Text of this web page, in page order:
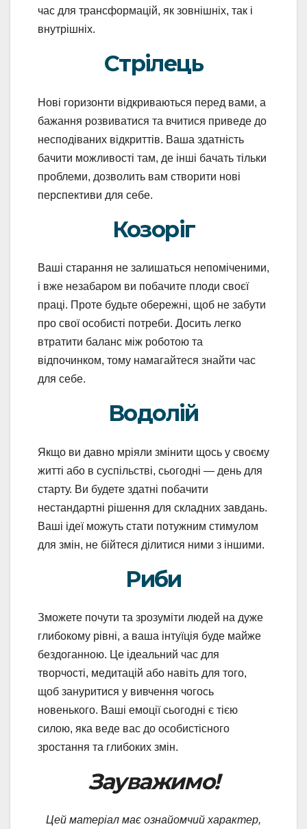
час для трансформацій, як зовнішніх, так і
внутрішніх.
Стрілець
Нові горизонти відкриваються перед вами, а
бажання розвиватися та вчитися приведе до
несподіваних відкриттів. Ваша здатність
бачити можливості там, де інші бачать тільки
проблеми, дозволить вам створити нові
перспективи для себе.
Козоріг
Ваші старання не залишаться непоміченими,
і вже незабаром ви побачите плоди своєї
праці. Проте будьте обережні, щоб не забути
про свої особисті потреби. Досить легко
втратити баланс між роботою та
відпочинком, тому намагайтеся знайти час
для себе.
Водолій
Якщо ви давно мріяли змінити щось у своєму
житті або в суспільстві, сьогодні — день для
старту. Ви будете здатні побачити
нестандартні рішення для складних завдань.
Ваші ідеї можуть стати потужним стимулом
для змін, не бійтеся ділитися ними з іншими.
Риби
Зможете почути та зрозуміти людей на дуже
глибокому рівні, а ваша інтуїція буде майже
бездоганною. Це ідеальний час для
творчості, медитацій або навіть для того,
щоб зануритися у вивчення чогось
новенького. Ваші емоції сьогодні є тією
силою, яка веде вас до особистісного
зростання та глибоких змін.
Зауважимо!
Цей матеріал має ознайомчий характер,